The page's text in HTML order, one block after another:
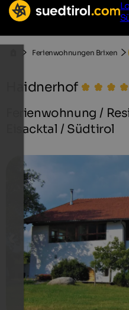
Ferienwohnungen Brixen
Haidnerhof
Ferienwohnung /
Eisacktal / Südtirol